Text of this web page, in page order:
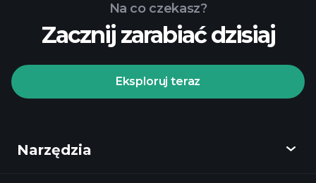
Turniejach
Na co czekasz?
Zacznij zarabiać dzisiaj
Eksploruj teraz
Narzędzia